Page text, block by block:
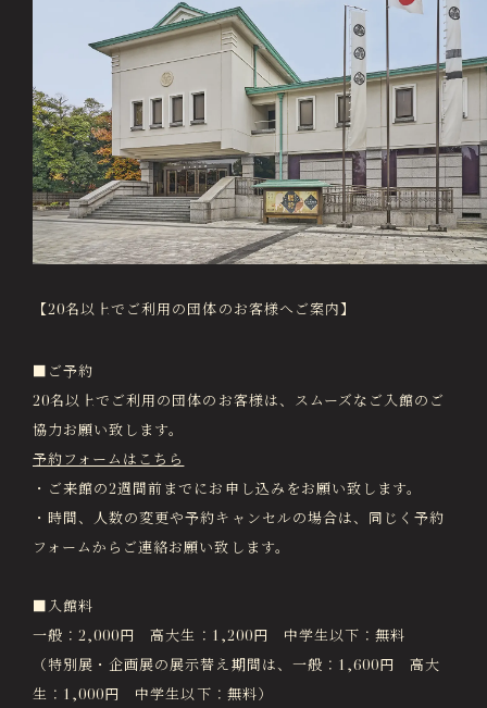
Image Services
& Publications
画像貸出・出版物
About Us
徳川美術館について
News
最新情報
Tokugawaen Garden
Hosa Library
日本料理 宝善亭
Garden Restaurant Tokugawaen
ガーデンレストラン徳川園（フランス料理）
@tokugawa_artmuseum
@tokubi_museumshop
【20名以上でご利用の団体のお客様へご案内】
■ご予約
20名以上でご利用の団体のお客様は、スムーズなご入館のご
協力お願い致します。
予約フォームはこちら
・ご来館の2週間前までにお申し込みをお願い致します。
・時間、人数の変更や予約キャンセルの場合は、同じく予約
フォームからご連絡お願い致します。
■入館料
一般：2,000円 高大生：1,200円 中学生以下：無料
（特別展・企画展の展示替え期間は、一般：1,600円 高大
生：1,000円 中学生以下：無料）